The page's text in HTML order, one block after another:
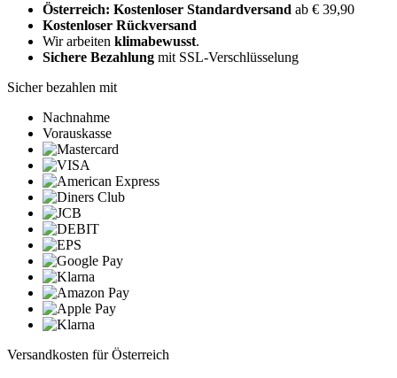
Österreich: Kostenloser Standardversand ab € 39,90
Kostenloser Rückversand
Wir arbeiten klimabewusst.
Sichere Bezahlung mit SSL-Verschlüsselung
Sicher bezahlen mit
Nachnahme
Vorauskasse
Versandkosten für Österreich